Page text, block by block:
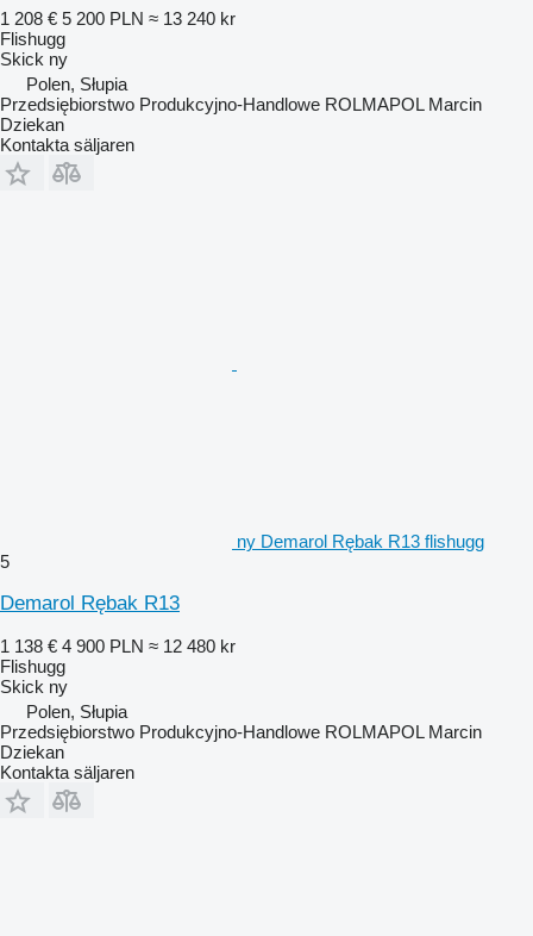
1 208 € 5 200 PLN ≈ 13 240 kr
Flishugg
Skick ny
Polen, Słupia
Przedsiębiorstwo Produkcyjno-Handlowe ROLMAPOL Marcin
Dziekan
Kontakta säljaren
ny Demarol Rębak R13 flishugg
5
Demarol Rębak R13
1 138 € 4 900 PLN ≈ 12 480 kr
Flishugg
Skick ny
Polen, Słupia
Przedsiębiorstwo Produkcyjno-Handlowe ROLMAPOL Marcin
Dziekan
Kontakta säljaren